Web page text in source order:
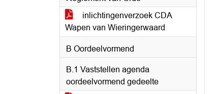
inlichtingenverzoek CDA
Wapen van Wieringerwaard
B Oordeelvormend
B.1 Vaststellen agenda
oordeelvormend gedeelte